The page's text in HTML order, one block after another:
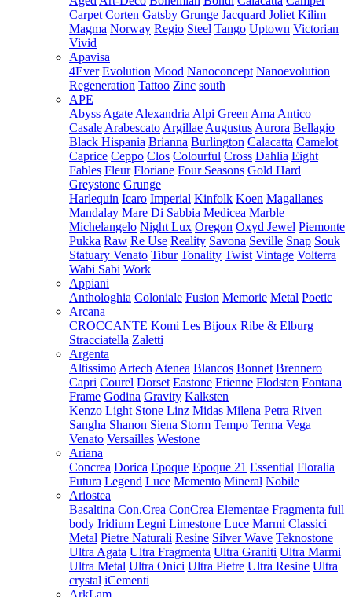
Carpet Corten Gatsby Grunge Jacquard Joliet Kilim
Magma Norway Regio Steel Tango Uptown Victorian
Vivid
Apavisa
4Ever Evolution Mood Nanoconcept Nanoevolution
Regeneration Tattoo Zinc south
APE
Abyss Agate Alexandria Alpi Green Ama Antico
Casale Arabescato Argillae Augustus Aurora Bellagio
Black Hispania Brianna Burlington Calacatta Camelot
Caprice Ceppo Clos Colourful Cross Dahlia Eight
Fables Fleur Floriane Four Seasons Gold Hard
Greystone Grunge
Harlequin Icaro Imperial Kinfolk Koen Magallanes
Mandalay Mare Di Sabbia Medicea Marble
Michelangelo Night Lux Oregon Oxyd Jewel Piemonte
Pukka Raw Re Use Reality Savona Seville Snap Souk
Statuary Venato Tibur Tonality Twist Vintage Volterra
Wabi Sabi Work
Appiani
Anthologhia Coloniale Fusion Memorie Metal Poetic
Arcana
CROCCANTE Komi Les Bijoux Ribe & Elburg
Stracciatella Zaletti
Argenta
Altissimo Artech Atenea Blancos Bonnet Brennero
Capri Courel Dorset Eastone Etienne Flodsten Fontana
Frame Godina Gravity Kalksten
Kenzo Light Stone Linz Midas Milena Petra Riven
Sangha Shanon Siena Storm Tempo Terma Vega
Venato Versailles Westone
Ariana
Concrea Dorica Epoque Epoque 21 Essential Floralia
Futura Legend Luce Memento Mineral Nobile
Ariostea
Basaltina Con.Crea ConCrea Elementae Fragmenta full
body Iridium Legni Limestone Luce Marmi Classici
Metal Pietre Naturali Resine Silver Wave Teknostone
Ultra Agata Ultra Fragmenta Ultra Graniti Ultra Marmi
Ultra Metal Ultra Onici Ultra Pietre Ultra Resine Ultra
crystal iCementi